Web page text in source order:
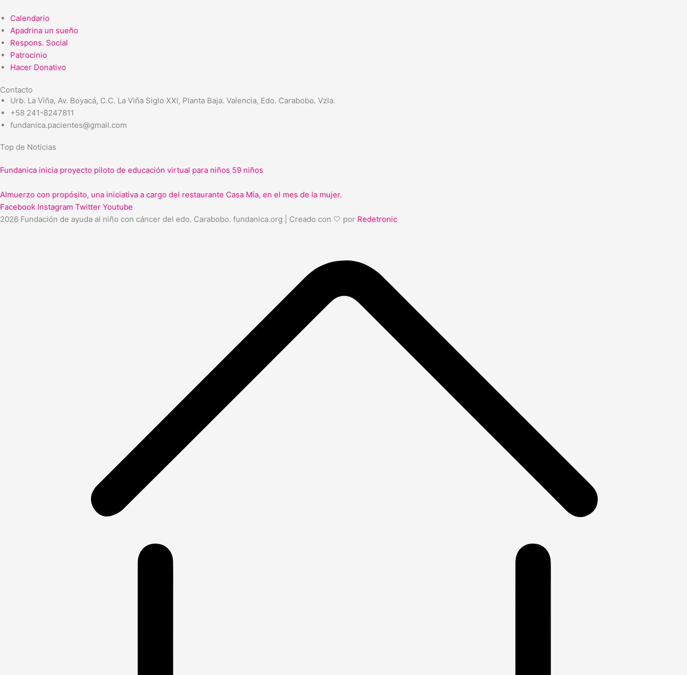
Calendario
Apadrina un sueño
Respons. Social
Patrocinio
Hacer Donativo
Contacto
Urb. La Viña, Av. Boyacá, C.C. La Viña Siglo XXI, Planta Baja. Valencia, Edo. Carabobo. Vzla.
+58 241-8247811
fundanica.pacientes@gmail.com
Top de Noticias
Fundanica inicia proyecto piloto de educación virtual para niños 59 niños
Almuerzo con propósito, una iniciativa a cargo del restaurante Casa Mía, en el mes de la mujer.
Facebook Instagram Twitter Youtube
2026 Fundación de ayuda al niño con cáncer del edo. Carabobo. fundanica.org | Creado con 🤍 por Redetronic